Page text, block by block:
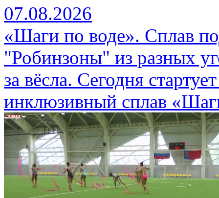
07.08.2026
«Шаги по воде». Сплав
"Робинзоны" из разных
за вёсла. Сегодня
инклюзивный сплав